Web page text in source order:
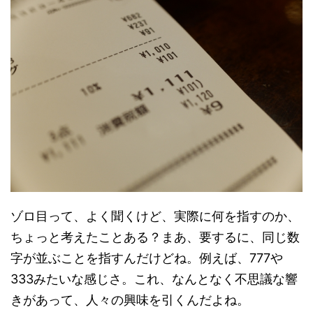
ゾロ目って、よく聞くけど、実際に何を指すのか、
ちょっと考えたことある？まあ、要するに、同じ数
字が並ぶことを指すんだけどね。例えば、777や
333みたいな感じさ。これ、なんとなく不思議な響
きがあって、人々の興味を引くんだよね。